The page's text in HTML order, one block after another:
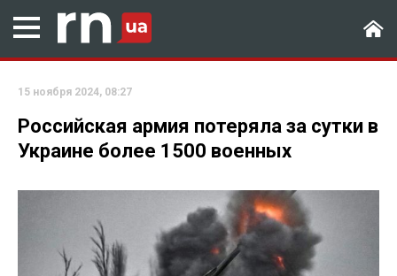
15 ноября 2024, 08:27
Российская армия потеряла за сутки в
Украине более 1500 военных